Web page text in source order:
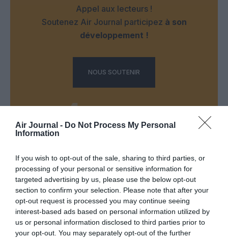
Air Journal - Do Not Process My Personal
Information
If you wish to opt-out of the sale, sharing to third parties, or
processing of your personal or sensitive information for
targeted advertising by us, please use the below opt-out
section to confirm your selection. Please note that after your
opt-out request is processed you may continue seeing
interest-based ads based on personal information utilized by
us or personal information disclosed to third parties prior to
your opt-out. You may separately opt-out of the further
Appel aux lecteurs !
Soutenez Air Journal participez à son
développement !
NOUS SOUTENIR
DERNIERS COMMENTAIRES
Autre ligne espérée :
Bruxelles–Porto : Transavia ouvre une nouvelle liaison
loisirs à partir de décembre 2026